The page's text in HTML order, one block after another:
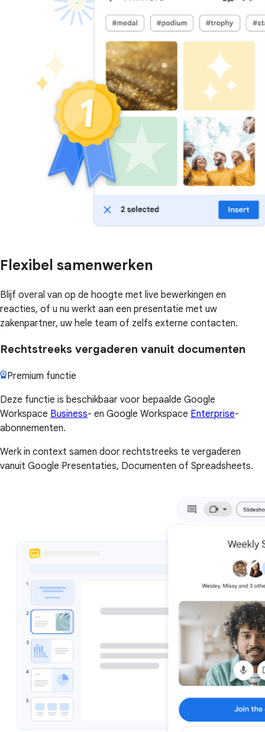
Flexibel samenwerken
Blijf overal van op de hoogte met live bewerkingen en
reacties, of u nu werkt aan een presentatie met uw
zakenpartner, uw hele team of zelfs externe contacten.
Rechtstreeks vergaderen vanuit documenten
Premium functie
Deze functie is beschikbaar voor bepaalde Google
Workspace Business- en Google Workspace Enterprise-
abonnementen.
Werk in context samen door rechtstreeks te vergaderen
vanuit Google Presentaties, Documenten of Spreadsheets.